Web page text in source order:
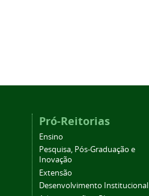
Pró-Reitorias
Ensino
Pesquisa, Pós-Graduação e
Inovação
Extensão
Desenvolvimento Institucional